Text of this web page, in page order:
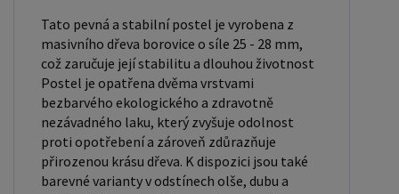
důležité pro starší osoby nebo osoby s omezenou
pohyblivostí. Rozměry postele 80x200 cm a
90x200 cm jsou obecně považovány za standardní
pro jednolůžko. Tyto rozměry postele jsou ideální
pro jednotlivce a najdou uplatnění v ložnici,
studentském pokoji, pokoji pro hosty a dalších
pokojích. Námi nabízené postele, lze doplnit
Tato pevná a stabilní postel je vyrobena z
masivního dřeva borovice o síle 25 - 28 mm,
což zaručuje její stabilitu a dlouhou životnost
Postel je opatřena dvěma vrstvami
bezbarvého ekologického a zdravotně
nezávadného laku, který zvyšuje odolnost
proti opotřebení a zároveň zdůrazňuje
přirozenou krásu dřeva. K dispozici jsou také
barevné varianty v odstínech olše, dubu a